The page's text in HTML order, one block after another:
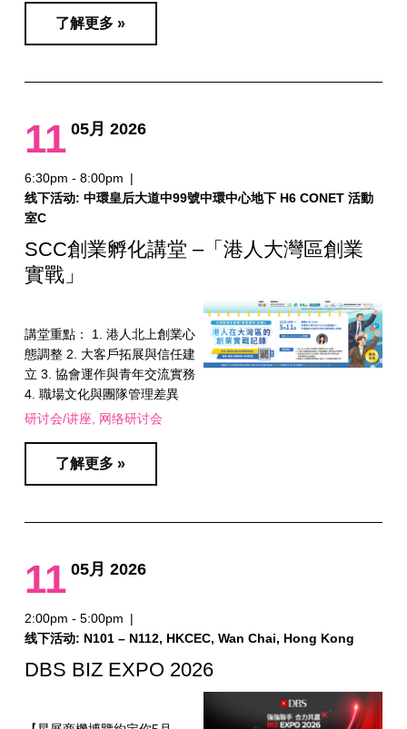
了解更多 »
11 05月 2026
6:30pm - 8:00pm |
线下活动: 中環皇后大道中99號中環中心地下 H6 CONET 活動
室C
SCC創業孵化講堂 –「港人大灣區創業
實戰」
講堂重點： 1. 港人北上創業心
態調整 2. 大客戶拓展與信任建
立 3. 協會運作與青年交流實務
4. 職場文化與團隊管理差異
研讨会/讲座
网络研讨会
了解更多 »
11 05月 2026
2:00pm - 5:00pm |
线下活动: N101 – N112, HKCEC, Wan Chai, Hong Kong
DBS BIZ EXPO 2026